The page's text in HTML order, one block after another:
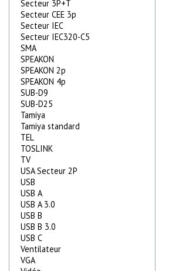
Secteur 3P+T
Secteur CEE 3p
Secteur IEC
Secteur IEC320-C5
SMA
SPEAKON
SPEAKON 2p
SPEAKON 4p
SUB-D9
SUB-D25
Tamiya
Tamiya standard
TEL
TOSLINK
TV
USA Secteur 2P
USB
USB A
USB A 3.0
USB B
USB B 3.0
USB C
Ventilateur
VGA